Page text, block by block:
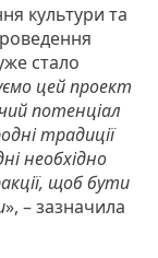
культури та
стало
цей проект
потенціал
традиції
необхідно
щоб бути
», – зазначила